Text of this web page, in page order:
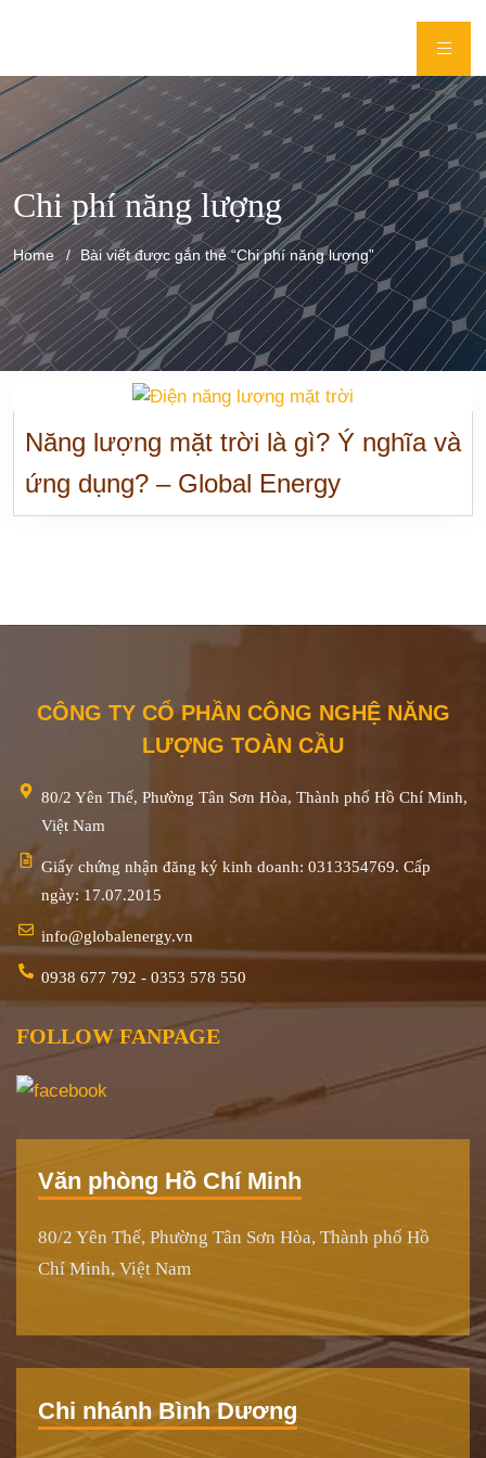
Chi phí năng lượng
Home Bài viết được gắn thẻ “Chi phí năng lượng”
Năng lượng mặt trời là gì? Ý nghĩa và
ứng dụng? – Global Energy
CÔNG TY CỔ PHẦN CÔNG NGHỆ NĂNG
LƯỢNG TOÀN CẦU
80/2 Yên Thế, Phường Tân Sơn Hòa, Thành phố Hồ Chí Minh,
Việt Nam
Giấy chứng nhận đăng ký kinh doanh: 0313354769. Cấp
ngày: 17.07.2015
info@globalenergy.vn
0938 677 792 - 0353 578 550
FOLLOW FANPAGE
Văn phòng Hồ Chí Minh
80/2 Yên Thế, Phường Tân Sơn Hòa, Thành phố Hồ
Chí Minh, Việt Nam
Chi nhánh Bình Dương